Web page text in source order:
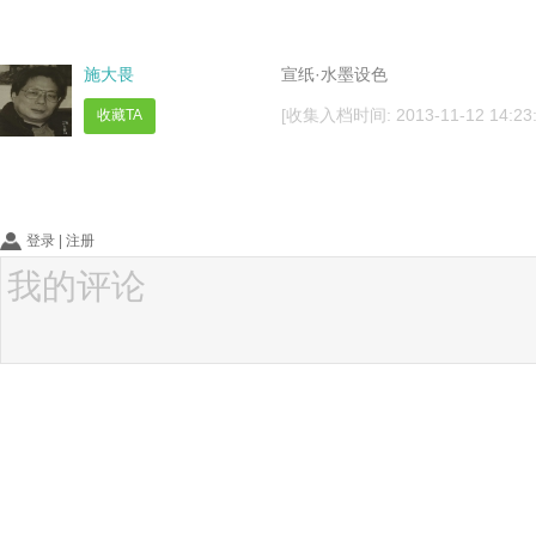
宣纸·水墨设色
[收集入档时间: 2013-11-12
施大畏
收藏TA
登录 注册